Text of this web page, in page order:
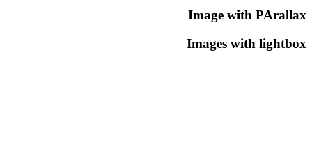
Image with PArallax
Images with lightbox